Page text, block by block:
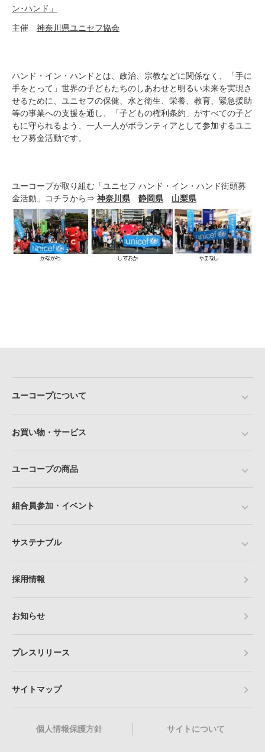
ン･ハンド」
主催 神奈川県ユニセフ協会
ハンド・イン・ハンドとは、政治、宗教などに関係なく、「手に
手をとって」世界の子どもたちのしあわせと明るい未来を実現さ
せるために、ユニセフの保健、水と衛生、栄養、教育、緊急援助
等の事業への支援を通し、「子どもの権利条約」がすべての子ど
もに守られるよう、一人一人がボランティアとして参加するユニ
セフ募金活動です。
ユーコープが取り組む「ユニセフ ハンド・イン・ハンド街頭募
金活動」コチラから⇒ 神奈川県 静岡県 山梨県
ユーコープについて
お買い物・サービス
ユーコープの商品
組合員参加・イベント
サステナブル
採用情報
お知らせ
プレスリリース
サイトマップ
個人情報保護方針 サイトについて